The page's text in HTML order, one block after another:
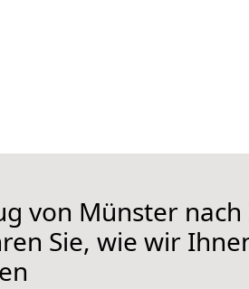
von Münster
Sie, wie wir